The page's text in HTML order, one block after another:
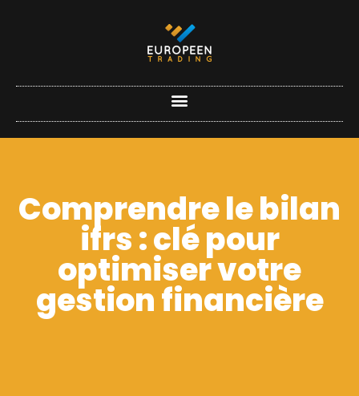
Comprendre le bilan
ifrs : clé pour
optimiser votre
gestion financière